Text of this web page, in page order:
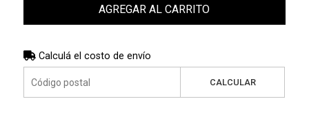
AGREGAR AL CARRITO
Calculá el costo de envío
CALCULAR